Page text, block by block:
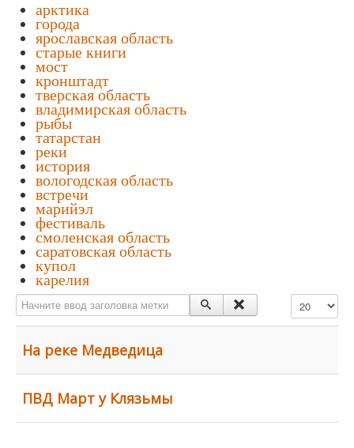
арктика
города
ярославская область
старые книги
мост
кронштадт
тверская область
владимирская область
рыбы
татарстан
реки
история
вологодская область
встречи
марийэл
фестиваль
смоленская область
саратовская область
купол
карелия
Начните ввод заголовка метки Кол-во строк:
На реке Медведица
ПВД Март у Клязьмы